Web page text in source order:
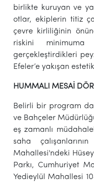
birlikte kuruyan ve
otlar, ekiplerin titiz
çevre kirliliğinin
riskini
gerçekleştirdikleri
Efeler’e yakışan
HUMMALI MESAİ
Belirli bir program
ve Bahçeler
eş zamanlı
saha
Mahallesi'ndeki
Parkı, Cumhuriyet
Yedieylül Mahallesi